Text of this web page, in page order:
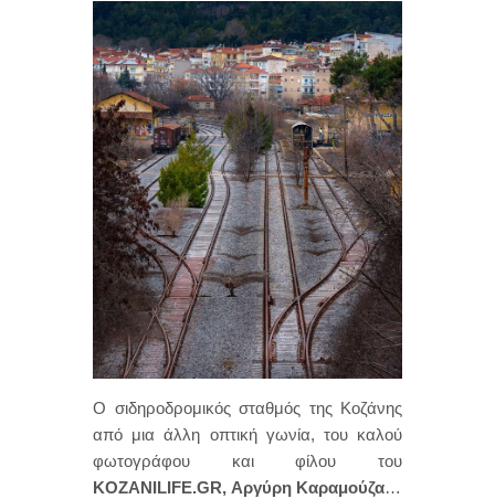
Ο σιδηροδρομικός σταθμός της Κοζάνης
από μια άλλη οπτική γωνία, του καλού
φωτογράφου και φίλου του
KOZANILIFE.GR, Αργύρη Καραμούζα…